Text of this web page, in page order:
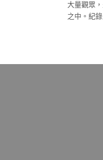
大量觀眾
之中。紀